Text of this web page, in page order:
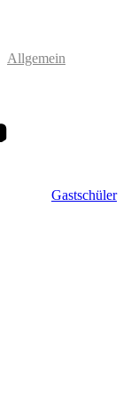
Allgemein
Gastschüler